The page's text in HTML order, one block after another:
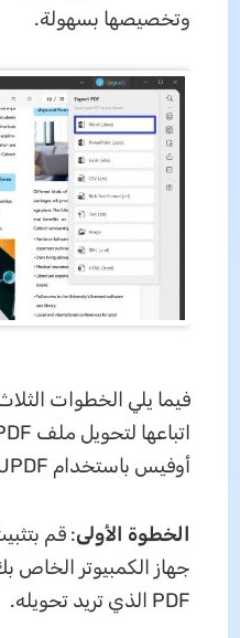
وتخصيصها بسهولة.
فيما يلي الخطوات
أوفيس باستخدام UPDF:
الخطوة الأولى
جهاز الكمبيوتر
PDF الذي تريد تحويله.